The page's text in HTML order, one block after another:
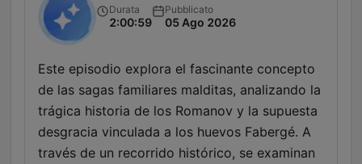
Durata
2:00:59
Pubblicato
05 Ago 2026
Este episodio explora el fascinante concepto
de las sagas familiares malditas, analizando la
trágica historia de los Romanov y la supuesta
desgracia vinculada a los huevos Fabergé. A
través de un recorrido histórico, se examinan